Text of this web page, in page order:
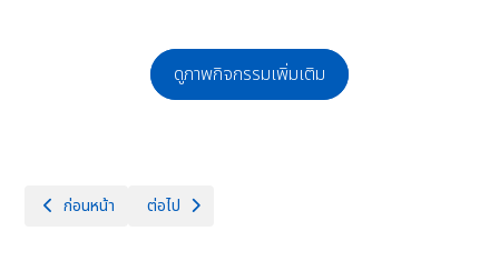
ดูภาพกิจกรรมเพิ่มเติม
เนื้อหาก่อนหน้า: โครงการโอลิมปิกวิชาการ สอวน. ค่าย 1 สาขาวิชาคณิตศ
ก่อนหน้า เนื้อหาถัดไป: การประชุมข้าราชการครูและบุคลากรทางก
ต่อไป